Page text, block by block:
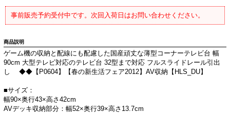
事前販売予約受付中です。次回入荷日はお問い合わせください。
商品説明
ゲーム機の収納と配線にも配慮した国産頑丈な薄型コーナーテレビ台 幅
90cm 大型テレビ対応のテレビ台 32型まで対応 フルスライドレール引出
し ◆◆【P0604】【春の新生活フェア2012】AV収納【HLS_DU】
■サイズ：
幅90×奥行43×高さ42cm
AVデッキ収納部分：幅52×奥行39×高さ13.7cm